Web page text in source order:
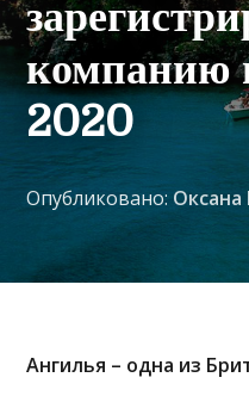
компанию
2020
Опубликовано: Оксана
Ангилья – одна из